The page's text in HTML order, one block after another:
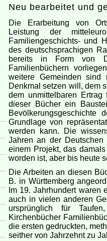
Neu bearbeitet und
Die Erarbeitung von
Leistung der
Familiengeschichts- und
des deutschsprachigen
bereits in Form von
Familienbüchern
weitere Gemeinden
Denkmal setzen will, dem
dem unmittelbaren
dieser Bücher ein
Bevölkerungsgeschichte
Grundlage von
werden kann. Die
Jahren an der
einem Projekt, das
worden ist, aber bis heute
Die Arbeiten an diesen
B. in Württemberg
Im 19. Jahrhundert waren
auch in vielen anderen
ursprünglich für
Kirchenbücher
die ersten gedruckten,
seither von Jahrzehnt zu